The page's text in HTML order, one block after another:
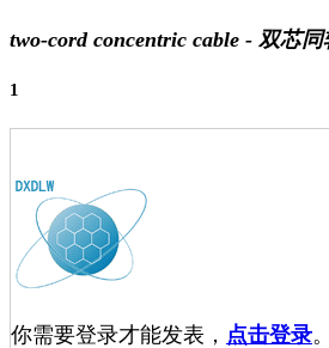
two-cord concentric cable - 双芯
1
你需要登录才能发表， 点击登录。